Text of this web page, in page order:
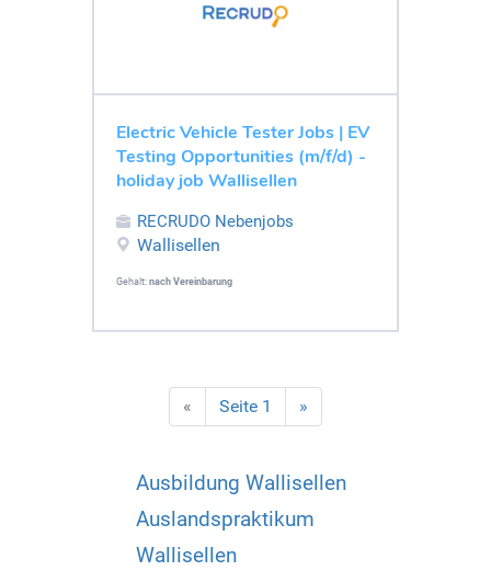
Electric Vehicle Tester Jobs | EV
Testing Opportunities (m/f/d) -
holiday job Wallisellen
RECRUDO Nebenjobs
Wallisellen
Gehalt: nach Vereinbarung
« Seite 1 »
Ausbildung Wallisellen
Auslandspraktikum
Wallisellen